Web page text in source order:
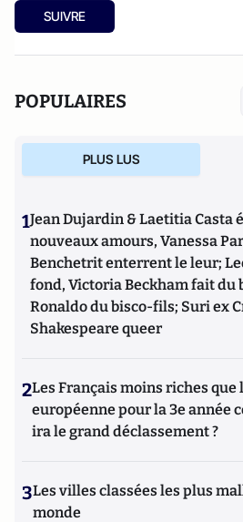
SUIVRE
POPULAIRES
PLUS LUS
1Jean Dujardin & Laetitia Casta
nouveaux amours, Vanessa
Benchetrit enterrent le leur;
fond, Victoria Beckham fait du
Ronaldo du bisco-fils; Suri ex
Shakespeare queer
2Les Français moins riches que
européenne pour la 3e année
ira le grand déclassement ?
3Les villes classées les plus
monde